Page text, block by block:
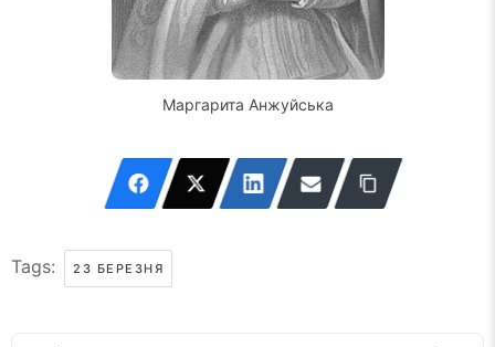
Маргарита Анжуйська
Tags: 23 БЕРЕЗНЯ